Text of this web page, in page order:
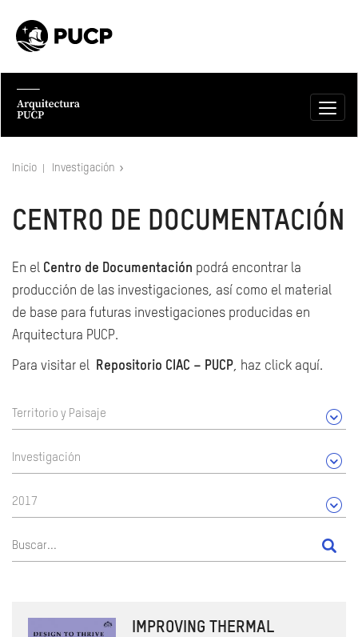
Inicio Investigación
CENTRO DE DOCUMENTACIÓN
En el Centro de Documentación podrá encontrar la
producción de las investigaciones, así como el material
de base para futuras investigaciones producidas en
Arquitectura PUCP.
Para visitar el Repositorio CIAC – PUCP, haz click aquí.
Territorio y Paisaje
Investigación
2017
IMPROVING THERMAL